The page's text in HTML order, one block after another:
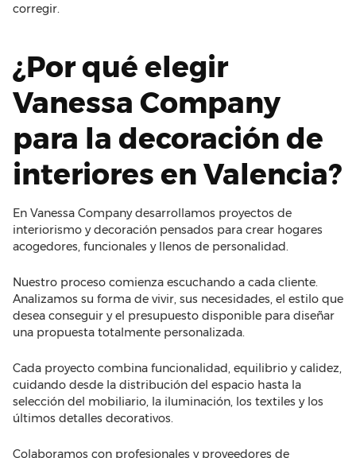
corregir.
¿Por qué elegir
Vanessa Company
para la decoración de
interiores en Valencia?
En Vanessa Company desarrollamos proyectos de
interiorismo y decoración pensados para crear hogares
acogedores, funcionales y llenos de personalidad.
Nuestro proceso comienza escuchando a cada cliente.
Analizamos su forma de vivir, sus necesidades, el estilo que
desea conseguir y el presupuesto disponible para diseñar
una propuesta totalmente personalizada.
Cada proyecto combina funcionalidad, equilibrio y calidez,
cuidando desde la distribución del espacio hasta la
selección del mobiliario, la iluminación, los textiles y los
últimos detalles decorativos.
Colaboramos con profesionales y proveedores de